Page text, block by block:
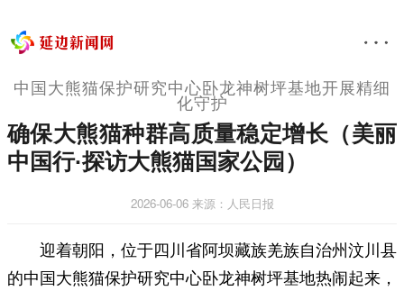
中国大熊猫保护研究中心卧龙神树坪基地开展精细
化守护
确保大熊猫种群高质量稳定增长（美丽
中国行·探访大熊猫国家公园）
2026-06-06 来源：人民日报
迎着朝阳，位于四川省阿坝藏族羌族自治州汶川县
的中国大熊猫保护研究中心卧龙神树坪基地热闹起来，